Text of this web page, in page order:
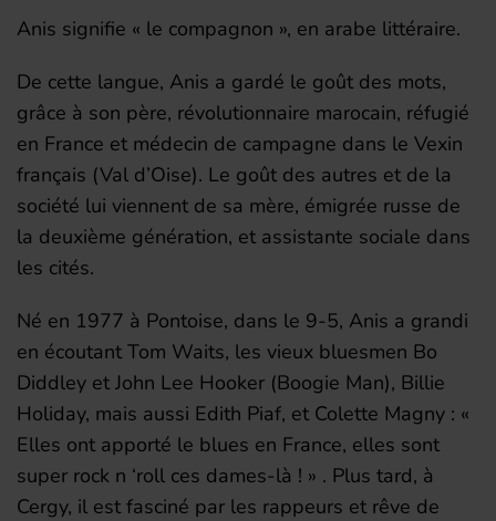
Anis signifie « le compagnon », en arabe littéraire.
De cette langue, Anis a gardé le goût des mots,
grâce à son père, révolutionnaire marocain, réfugié
en France et médecin de campagne dans le Vexin
français (Val d’Oise). Le goût des autres et de la
société lui viennent de sa mère, émigrée russe de
la deuxième génération, et assistante sociale dans
les cités.
Né en 1977 à Pontoise, dans le 9-5, Anis a grandi
en écoutant Tom Waits, les vieux bluesmen Bo
Diddley et John Lee Hooker (Boogie Man), Billie
Holiday, mais aussi Edith Piaf, et Colette Magny : «
Elles ont apporté le blues en France, elles sont
super rock n ‘roll ces dames-là ! » . Plus tard, à
Cergy, il est fasciné par les rappeurs et rêve de